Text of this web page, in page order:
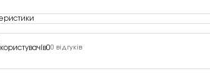
00 відгуків